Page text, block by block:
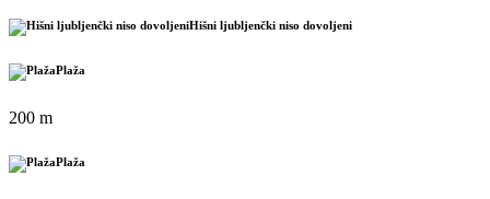
Hišni ljubljenčki niso dovoljeni
Plaža
200 m
Plaža